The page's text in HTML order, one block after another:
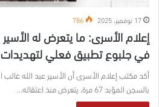
17 نوفمبر، 2025 786
إعلام الأسرى: ما يتعرض له الأسير
في جلبوع تطبيق فعلي لتهديدات
بالسجن المؤبد 67 مرة، يتعرض منذ اعتقاله…